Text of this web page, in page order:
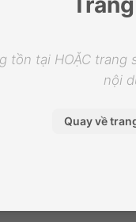
tồn tại HOẶC
nội
Quay về